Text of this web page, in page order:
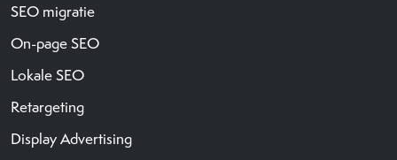
SEO migratie
On-page SEO
Lokale SEO
Retargeting
Display Advertising